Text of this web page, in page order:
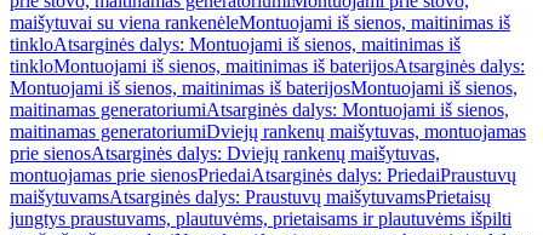
maišytuvai su viena rankenėleMontuojami iš sienos, maitinimas iš
tinkloAtsarginės dalys: Montuojami iš sienos, maitinimas iš
tinkloMontuojami iš sienos, maitinimas iš baterijosAtsarginės dalys:
Montuojami iš sienos, maitinimas iš baterijosMontuojami iš sienos,
maitinamas generatoriumiAtsarginės dalys: Montuojami iš sienos,
maitinamas generatoriumiDviejų rankenų maišytuvas, montuojamas
prie sienosAtsarginės dalys: Dviejų rankenų maišytuvas,
montuojamas prie sienosPriedaiAtsarginės dalys: PriedaiPraustuvų
maišytuvamsAtsarginės dalys: Praustuvų maišytuvamsPrietaisų
jungtys praustuvams, plautuvėms, prietaisams ir plautuvėms išpilti